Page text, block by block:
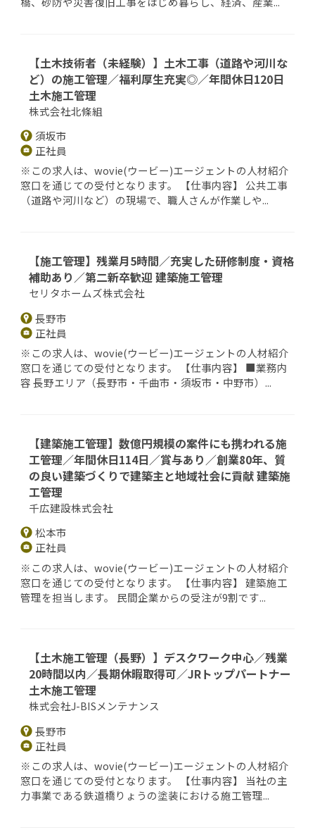
【土木技術者（未経験）】土木工事（道路や河川な
ど）の施工管理／福利厚生充実◎／年間休日120日
土木施工管理
株式会社北條組
須坂市
正社員
※この求人は、wovie(ウービー)エージェントの人材紹介
窓口を通じての受付となります。 【仕事内容】 公共工事
（道路や河川など）の現場で、職人さんが作業しや...
【施工管理】残業月5時間／充実した研修制度・資格
補助あり／第二新卒歓迎 建築施工管理
セリタホームズ株式会社
長野市
正社員
※この求人は、wovie(ウービー)エージェントの人材紹介
窓口を通じての受付となります。 【仕事内容】 ■業務内
容 長野エリア（長野市・千曲市・須坂市・中野市）...
【建築施工管理】数億円規模の案件にも携われる施
工管理／年間休日114日／賞与あり／創業80年、質
の良い建築づくりで建築主と地域社会に貢献 建築施
工管理
千広建設株式会社
松本市
正社員
※この求人は、wovie(ウービー)エージェントの人材紹介
窓口を通じての受付となります。 【仕事内容】 建築施工
管理を担当します。 民間企業からの受注が9割です...
【土木施工管理（長野）】デスクワーク中心／残業
20時間以内／長期休暇取得可／JRトップパートナー
土木施工管理
株式会社J-BISメンテナンス
長野市
正社員
※この求人は、wovie(ウービー)エージェントの人材紹介
窓口を通じての受付となります。 【仕事内容】 当社の主
力事業である鉄道橋りょうの塗装における施工管理...